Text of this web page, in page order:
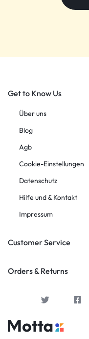
Get to Know Us
Über uns
Blog
Agb
Cookie-Einstellungen
Datenschutz
Hilfe und & Kontakt
Impressum
Customer Service
Orders & Returns